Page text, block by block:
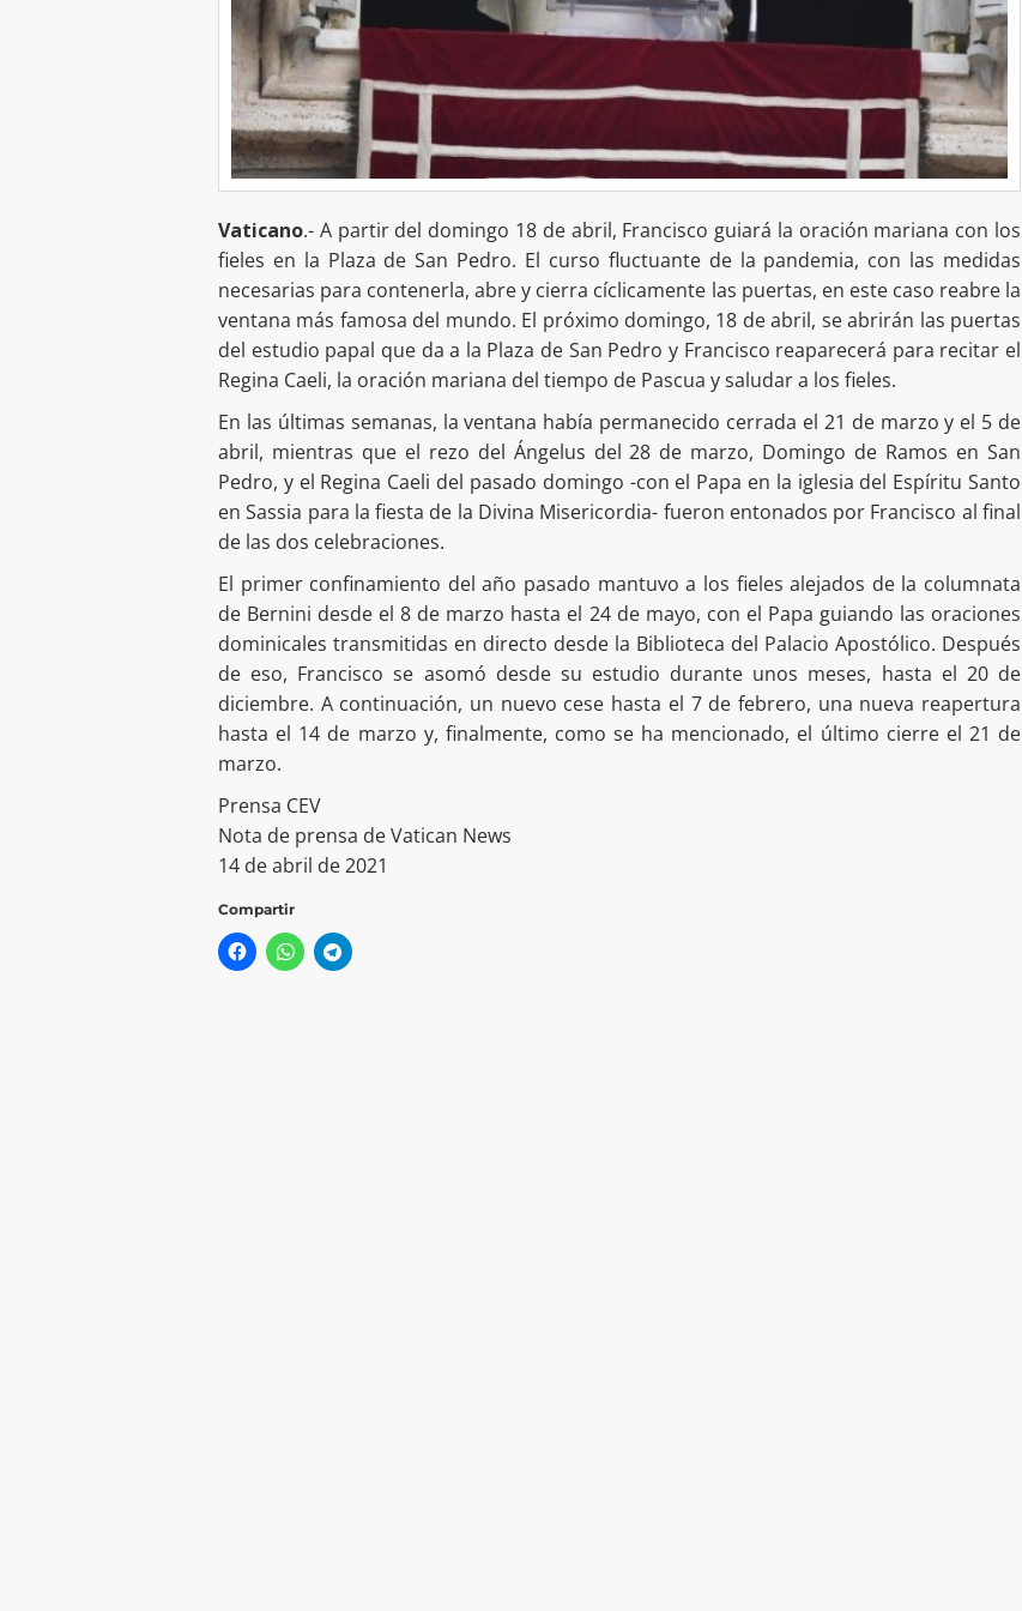
Vaticano.- A partir del domingo 18 de abril, Francisco guiará la oración mariana con los
fieles en la Plaza de San Pedro. El curso fluctuante de la pandemia, con las medidas
necesarias para contenerla, abre y cierra cíclicamente las puertas, en este caso reabre la
ventana más famosa del mundo. El próximo domingo, 18 de abril, se abrirán las puertas
del estudio papal que da a la Plaza de San Pedro y Francisco reaparecerá para recitar el
Regina Caeli, la oración mariana del tiempo de Pascua y saludar a los fieles.
En las últimas semanas, la ventana había permanecido cerrada el 21 de marzo y el 5 de
abril, mientras que el rezo del Ángelus del 28 de marzo, Domingo de Ramos en San
Pedro, y el Regina Caeli del pasado domingo -con el Papa en la iglesia del Espíritu Santo
en Sassia para la fiesta de la Divina Misericordia- fueron entonados por Francisco al final
de las dos celebraciones.
El primer confinamiento del año pasado mantuvo a los fieles alejados de la columnata
de Bernini desde el 8 de marzo hasta el 24 de mayo, con el Papa guiando las oraciones
dominicales transmitidas en directo desde la Biblioteca del Palacio Apostólico. Después
de eso, Francisco se asomó desde su estudio durante unos meses, hasta el 20 de
diciembre. A continuación, un nuevo cese hasta el 7 de febrero, una nueva reapertura
hasta el 14 de marzo y, finalmente, como se ha mencionado, el último cierre el 21 de
marzo.
Prensa CEV
Nota de prensa de Vatican News
14 de abril de 2021
Compartir